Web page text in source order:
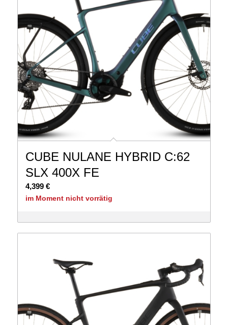
CUBE NULANE HYBRID C:62
SLX 400X FE
4,399 €
im Moment nicht vorrätig